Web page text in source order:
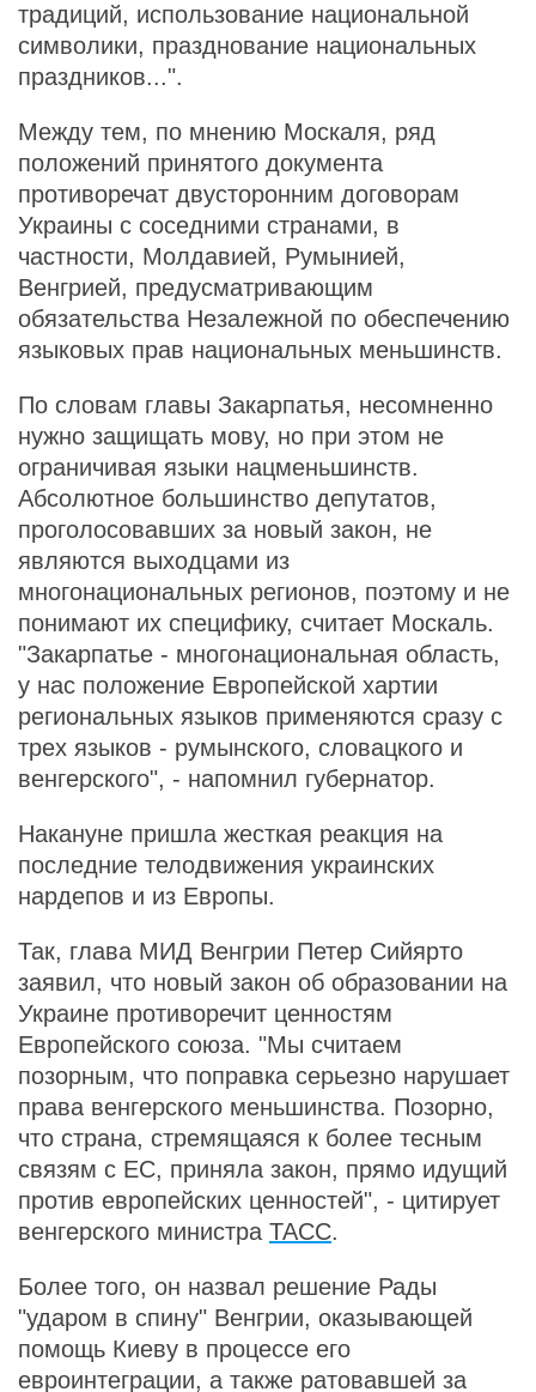
традиций, использование национальной
символики, празднование национальных
праздников...".
Между тем, по мнению Москаля, ряд
положений принятого документа
противоречат двусторонним договорам
Украины с соседними странами, в
частности, Молдавией, Румынией,
Венгрией, предусматривающим
обязательства Незалежной по обеспечению
языковых прав национальных меньшинств.
По словам главы Закарпатья, несомненно
нужно защищать мову, но при этом не
ограничивая языки нацменьшинств.
Абсолютное большинство депутатов,
проголосовавших за новый закон, не
являются выходцами из
многонациональных регионов, поэтому и не
понимают их специфику, считает Москаль.
"Закарпатье - многонациональная область,
у нас положение Европейской хартии
региональных языков применяются сразу с
трех языков - румынского, словацкого и
венгерского", - напомнил губернатор.
Накануне пришла жесткая реакция на
последние телодвижения украинских
нардепов и из Европы.
Так, глава МИД Венгрии Петер Сийярто
заявил, что новый закон об образовании на
Украине противоречит ценностям
Европейского союза. "Мы считаем
позорным, что поправка серьезно нарушает
права венгерского меньшинства. Позорно,
что страна, стремящаяся к более тесным
связям с ЕС, приняла закон, прямо идущий
против европейских ценностей", - цитирует
венгерского министра ТАСС.
Более того, он назвал решение Рады
"ударом в спину" Венгрии, оказывающей
помощь Киеву в процессе его
евроинтеграции, а также ратовавшей за